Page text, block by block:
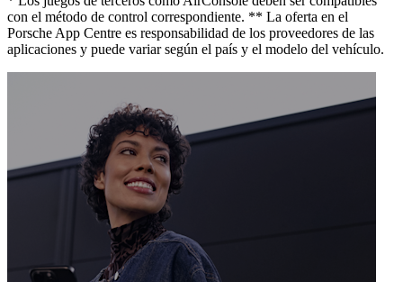
con el método de control correspondiente. ** La oferta en el
Porsche App Centre es responsabilidad de los proveedores de las
aplicaciones y puede variar según el país y el modelo del vehículo.